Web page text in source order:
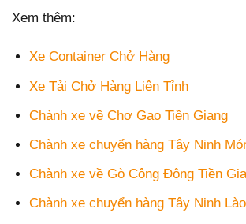
Xem thêm:
Xe Container Chở Hàng
Xe Tải Chở Hàng Liên Tỉnh
Chành xe về Chợ Gạo Tiền Giang
Chành xe chuyển hàng Tây Ninh
Chành xe về Gò Công Đông Tiền
Chành xe chuyển hàng Tây Ninh